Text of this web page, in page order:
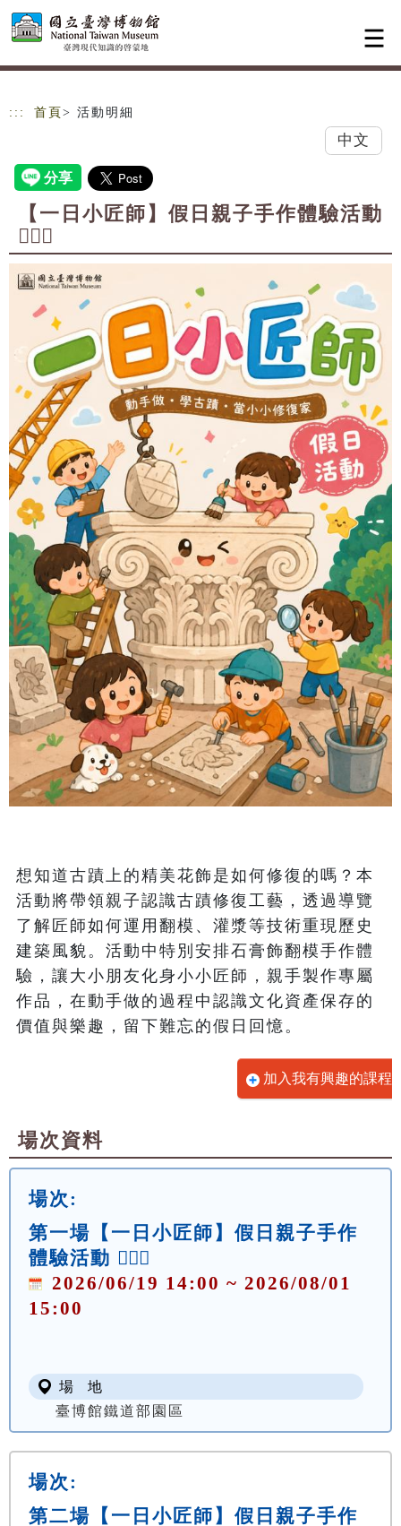
跳到主要內容
網站導覽
::: 首頁 > 活動明細
中文
【一日小匠師】假日親子手作體驗活動
👷🏻‍♀️
想知道古蹟上的精美花飾是如何修復的嗎？本
活動將帶領親子認識古蹟修復工藝，透過導覽
了解匠師如何運用翻模、灌漿等技術重現歷史
建築風貌。活動中特別安排石膏飾翻模手作體
驗，讓大小朋友化身小小匠師，親手製作專屬
作品，在動手做的過程中認識文化資產保存的
價值與樂趣，留下難忘的假日回憶。
加入我有興趣的課程
場次資料
場次:
第一場【一日小匠師】假日親子手作
體驗活動 👷🏻‍♀️
2026/06/19 14:00 ~ 2026/08/01
15:00
場 地
臺博館鐵道部園區
場次:
第二場【一日小匠師】假日親子手作